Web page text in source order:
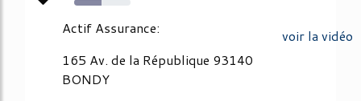
48%
voir la vidéo
Actif Assurance:
165 Av. de la République 93140
BONDY